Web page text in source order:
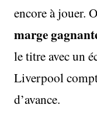
encore à jouer.
marge
le titre avec un
Liverpool
d’avance.